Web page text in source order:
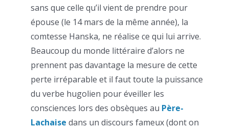
sans que celle qu’il vient de prendre pour
épouse (le 14 mars de la même année), la
comtesse Hanska, ne réalise ce qui lui arrive.
Beaucoup du monde littéraire d’alors ne
prennent pas davantage la mesure de cette
perte irréparable et il faut toute la puissance
du verbe hugolien pour éveiller les
consciences lors des obsèques au Père-
Lachaise dans un discours fameux (dont on